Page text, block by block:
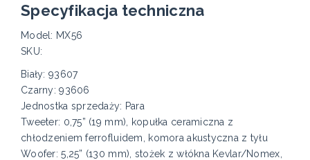
Specyfikacja techniczna
Model: MX56
SKU:
Biały: 93607
Czarny: 93606
Jednostka sprzedaży: Para
Tweeter: 0,75” (19 mm), kopułka ceramiczna z
chłodzeniem ferrofluidem, komora akustyczna z tyłu
Woofer: 5,25” (130 mm), stożek z włókna Kevlar/Nomex,